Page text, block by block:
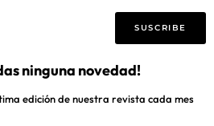
SUSCRIBE
ninguna novedad!
edición de nuestra revista cada mes